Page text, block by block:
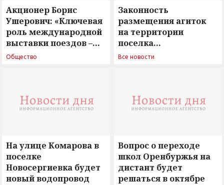
Акционер Борис
Ушерович: «Ключевая
роль международной
выставки поездов –
поиск ответов на
Общество
Законность
размещения агиток
на территории
поселка
Новосергиевка
Все новости
На улице Комарова в
поселке
Новосергиевка будет
новый водопровод
Вопрос о переходе
школ Оренбуржья на
дистант будет
решаться в октябре